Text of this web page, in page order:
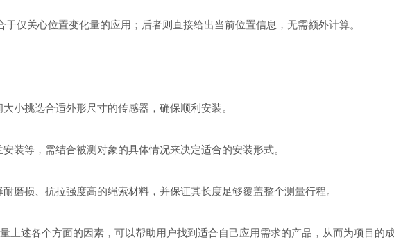
关心位置变化量的应用；后者则直接给出当前位置信息，无需额外计算。
挑选合适外形尺寸的传感器，确保顺利安装。
等，需结合被测对象的具体情况来决定适合的安装形式。
损、抗拉强度高的绳索材料，并保证其长度足够覆盖整个测量行程。
述各个方面的因素，可以帮助用户找到适合自己应用需求的产品，从而为项目的成